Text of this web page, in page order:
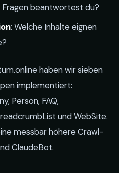
Fragen beantwortest du?
: Welche Inhalte eignen
haben wir sieben
implementiert:
Person, FAQ,
und WebSite.
messbar höhere Crawl-
ClaudeBot.